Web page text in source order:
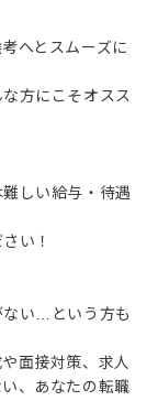
へとスムーズに
方にこそオスス
しい給与・待遇
い！
い…という方も
面接対策、求人
、あなたの転職